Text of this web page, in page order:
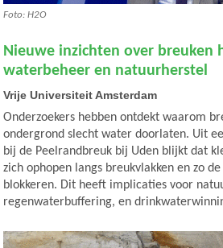
Foto: H2O
Nieuwe inzichten over breuken
waterbeheer en natuurherstel
Vrije Universiteit Amsterdam
Onderzoekers hebben ontdekt waarom
ondergrond slecht water doorlaten. Uit
bij de Peelrandbreuk bij Uden blijkt dat
zich ophopen langs breukvlakken en zo
blokkeren. Dit heeft implicaties voor
regenwaterbuffering, en